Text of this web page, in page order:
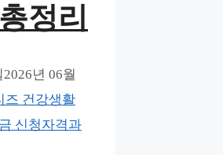
정리
2026년 06월
즈 건강생활